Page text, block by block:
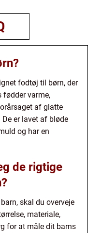
fodtøj til børn, der
fødder varme,
af glatte
er lavet af bløde
og har en
de rigtige
skal du overveje
materiale,
for at måle dit barns